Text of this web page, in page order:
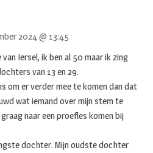
2024 @ 13:45
Iersel, ik ben al 50 maar ik zing
van 13 en 29.
om er verder mee te komen dan dat
wat iemand over mijn stem te
naar een proefles komen bij
dochter. Mijn oudste dochter